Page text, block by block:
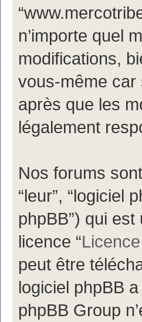
n’importe quel
modifications,
vous-même car
après que les
légalement
Nos forums
“leur”, “logiciel
phpBB”) qui
licence “
peut être
logiciel phpBB
phpBB Group